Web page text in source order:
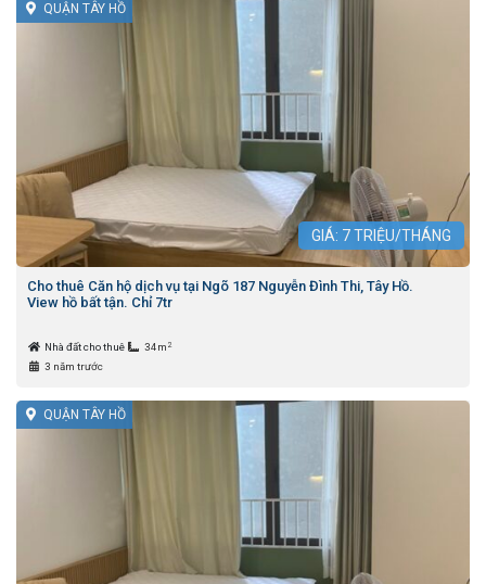
QUẬN TÂY HỒ
GIÁ: 7TRIỆU/THÁNG
Cho thuê Căn hộ dịch vụ tại Ngõ 187 Nguyễn Đình Thi, Tây Hồ.
View hồ bất tận. Chỉ 7tr
Nhà đất cho thuê 34m 2
3 năm trước
QUẬN TÂY HỒ